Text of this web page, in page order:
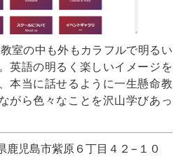
室の中も外もカラフルで明るい
英語の明るく楽しいイメージを
本当に話せるように一生懸命教
がら色々なことを沢山学びあっ
児島市紫原６丁目４２−１０